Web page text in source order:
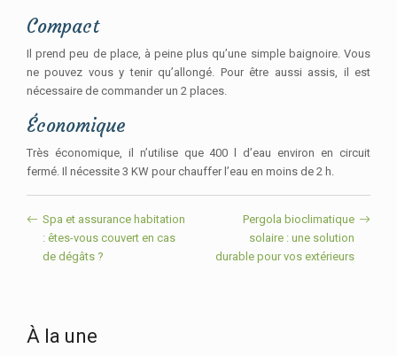
Compact
Il prend peu de place, à peine plus qu’une simple baignoire. Vous
ne pouvez vous y tenir qu’allongé. Pour être aussi assis, il est
nécessaire de commander un 2 places.
Économique
Très économique, il n’utilise que 400 l d’eau environ en circuit
fermé. Il nécessite 3 KW pour chauffer l’eau en moins de 2 h.
Spa et assurance habitation
: êtes-vous couvert en cas
de dégâts ?
Pergola bioclimatique
solaire : une solution
durable pour vos extérieurs
À la une